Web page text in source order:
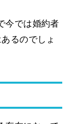
今では婚約者
るのでしょ